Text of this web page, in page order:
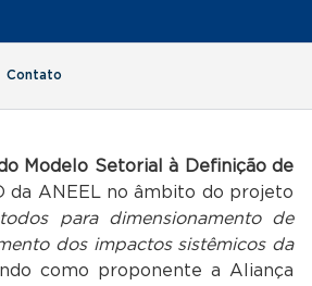
Contato
Modelo Setorial à Definição de
da ANEEL no âmbito do projeto
para dimensionamento de
dos impactos sistêmicos da
como proponente a Aliança